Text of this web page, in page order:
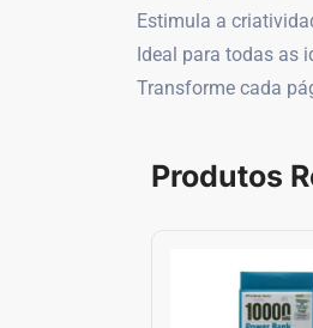
Estimula a
Ideal para todas as
Transforme cada
Produtos